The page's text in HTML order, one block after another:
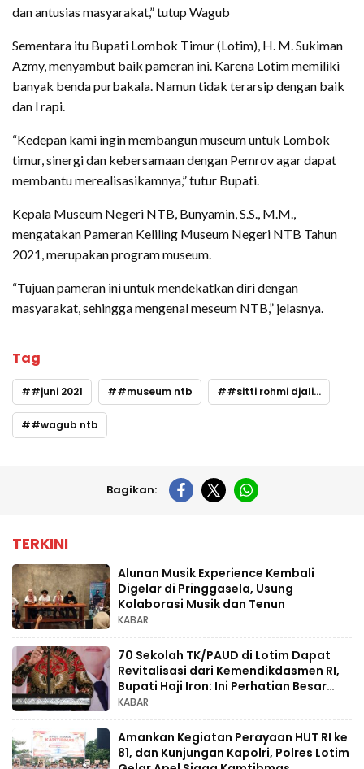
dan antusias masyarakat,” tutup Wagub
Sementara itu Bupati Lombok Timur (Lotim), H. M. Sukiman
Azmy, menyambut baik pameran ini. Karena Lotim memiliki
banyak benda purbakala. Namun tidak terarsip dengan baik
dan l rapi.
“Kedepan kami ingin membangun museum untuk Lombok
timur, sinergi dan kebersamaan dengan Pemrov agar dapat
membantu merealisasikamnya,” tutur Bupati.
Kepala Museum Negeri NTB, Bunyamin, S.S., M.M.,
mengatakan Pameran Keliling Museum Negeri NTB Tahun
2021, merupakan program museum.
“Tujuan pameran ini untuk mendekatkan diri dengan
masyarakat, sehingga mengenal meseum NTB,” jelasnya.
Tag
#juni 2021 #museum ntb #sitti rohmi djalilah
#wagub ntb
Bagikan:
TERKINI
Alunan Musik Experience Kembali
Digelar di Pringgasela, Usung
Kolaborasi Musik dan Tenun
KABAR
70 Sekolah TK/PAUD di Lotim Dapat
Revitalisasi dari Kemendikdasmen RI,
Bupati Haji Iron: Ini Perhatian Besar
untuk Pendidikan Anak Usia Dini
KABAR
Amankan Kegiatan Perayaan HUT RI ke
81, dan Kunjungan Kapolri, Polres Lotim